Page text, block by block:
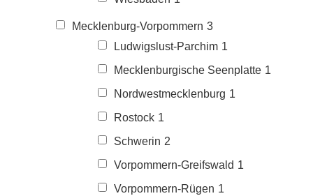
Mecklenburg-Vorpommern 3
Ludwigslust-Parchim 1
Mecklenburgische Seenplatte 1
Nordwestmecklenburg 1
Rostock 1
Schwerin 2
Vorpommern-Greifswald 1
Vorpommern-Rügen 1